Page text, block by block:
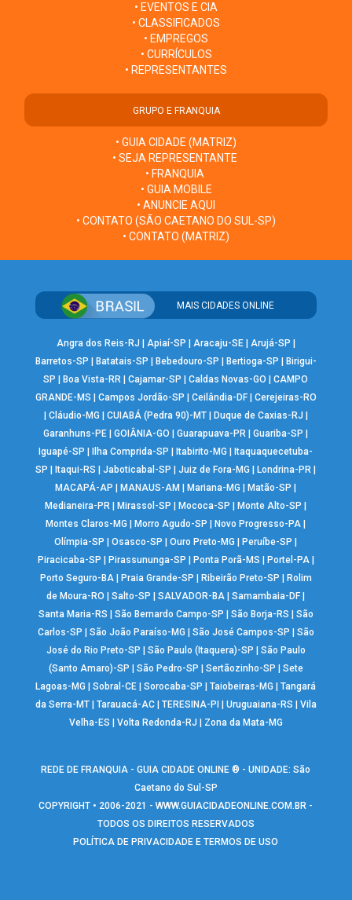
• EVENTOS E CIA
• CLASSIFICADOS
• EMPREGOS
• CURRÍCULOS
• REPRESENTANTES
GRUPO E FRANQUIA
• GUIA CIDADE (MATRIZ)
• SEJA REPRESENTANTE
• FRANQUIA
• GUIA MOBILE
• ANUNCIE AQUI
• CONTATO (SÃO CAETANO DO SUL-SP)
• CONTATO (MATRIZ)
MAIS CIDADES ONLINE
Angra dos Reis-RJ Apiaí-SP Aracaju-SE| Arujá-SP
Barretos-SP
Batatais-SP Bebedouro-SP Bertioga-SP
Birigui-
SP
Boa Vista-RR |Cajamar-SP |Caldas Novas-GO |CAMPO
GRANDE-MS
Campos Jordão-SP Ceilândia-DF| Cerejeiras-RO
Cláudio-MG CUIABÁ (Pedra 90)-MT| Duque de Caxias-RJ
Garanhuns-PE |GOIÂNIA-GO |Guarapuava-PR |Guariba-SP
Iguapé-SP
Ilha Comprida-SP Itabirito-MG
Itaquaquecetuba-
SP
Itaqui-RS |Jaboticabal-SP |Juiz de Fora-MG Londrina-PR
MACAPÁ-AP
MANAUS-AM Mariana-MG Matão-SP
Medianeira-PR
Mirassol-SP Mococa-SP Monte Alto-SP
Montes Claros-MG
Morro Agudo-SP Novo Progresso-PA
Olímpia-SP
|Osasco-SP |Ouro Preto-MG Peruíbe-SP
Piracicaba-SP
Pirassununga-SP Ponta Porã-MS Portel-PA|
Porto Seguro-BA| Praia Grande-SP Ribeirão Preto-SP
Rolim
de Moura-RO
|Salto-SP |SALVADOR-BA |Samambaia-DF
Santa Maria-RS
São Bernardo Campo-SP São Borja-RS
São
Carlos-SP
São João Paraíso-MG São José Campos-SP
São
José do Rio Preto-SP
São Paulo (Itaquera)-SP
São Paulo
(Santo Amaro)-SP
São Pedro-SP Sertãozinho-SP
Sete
Lagoas-MG
|Sobral-CE |Sorocaba-SP |Taiobeiras-MG |Tangará
da Serra-MT| Tarauacá-AC| TERESINA-PI Uruguaiana-RS
Vila
Velha-ES
Volta Redonda-RJ Zona da Mata-MG
REDE DE FRANQUIA - GUIA CIDADE ONLINE ® - UNIDADE: São
Caetano do Sul-SP
COPYRIGHT • 2006-2021 -WWW.GUIACIDADEONLINE.COM.BR -
TODOS OS DIREITOS RESERVADOS
POLÍTICA DE PRIVACIDADE E TERMOS DE USO